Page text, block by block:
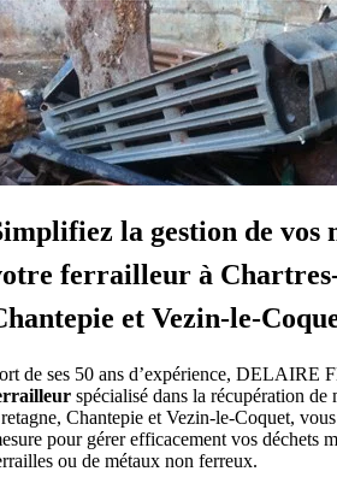
la gestion de vos
ferrailleur à
et Vezin-le-
de ses 50 ans d’expérience,
spécialisé dans la récupération de
Chantepie et Vezin-le-Coquet,
pour gérer efficacement vos déchets
ou de métaux non ferreux.